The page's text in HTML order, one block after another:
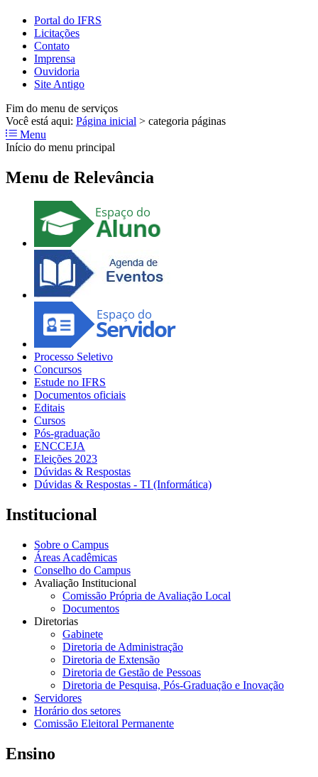
Portal do IFRS
Licitações
Contato
Imprensa
Ouvidoria
Site Antigo
Fim do menu de serviços
Você está aqui: Página inicial > categoria páginas
Menu
Início do menu principal
Menu de Relevância
Processo Seletivo
Concursos
Estude no IFRS
Documentos oficiais
Editais
Cursos
Pós-graduação
ENCCEJA
Eleições 2023
Dúvidas & Respostas
Dúvidas & Respostas - TI (Informática)
Institucional
Sobre o Campus
Áreas Acadêmicas
Conselho do Campus
Avaliação Institucional
Comissão Própria de Avaliação Local
Documentos
Diretorias
Gabinete
Diretoria de Administração
Diretoria de Extensão
Diretoria de Gestão de Pessoas
Diretoria de Pesquisa, Pós-Graduação e Inovação
Servidores
Horário dos setores
Comissão Eleitoral Permanente
Ensino